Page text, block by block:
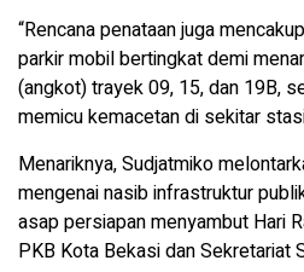
“Rencana penataan juga
parkir mobil bertingkat demi
(angkot) trayek 09, 15, dan 19B,
memicu kemacetan di sekitar
Menariknya, Sudjatmiko
mengenai nasib infrastruktur
asap persiapan menyambut Hari
PKB Kota Bekasi dan Sekretariat